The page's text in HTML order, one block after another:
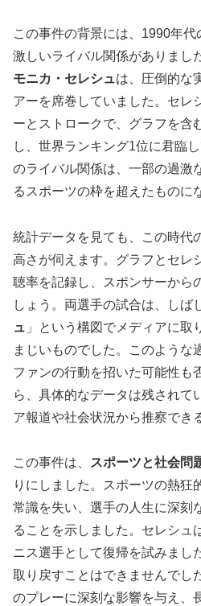
この事件の背景には、1990年
激しいライバル関係がありまし
モニカ・セレシュは、圧倒的な
アーを席巻していました。セレ
ーとストロークで、グラフを含
し、世界ランキング1位に君臨
のライバル関係は、一部の過激
るスポーツの枠を超えたものに
統計データを見ても、この時代
高さが伺えます。グラフとセレ
聴率を記録し、スポンサーから
しょう。両選手の試合は、しば
ュ 」という構図でメディアに
まじいものでした。このような
ファンの行動を招いた可能性も
ら、具体的なデータは残されて
ア報道や社会状況から推察でき
この事件は、 スポーツと社会問
りにしました。スポーツの熱狂
常識を失い、選手の人生に深刻
ることを示しました。セレシュ
ニス選手として復帰を試みまし
取り戻すことはできませんでし
のプレーに深刻な影響を与え、